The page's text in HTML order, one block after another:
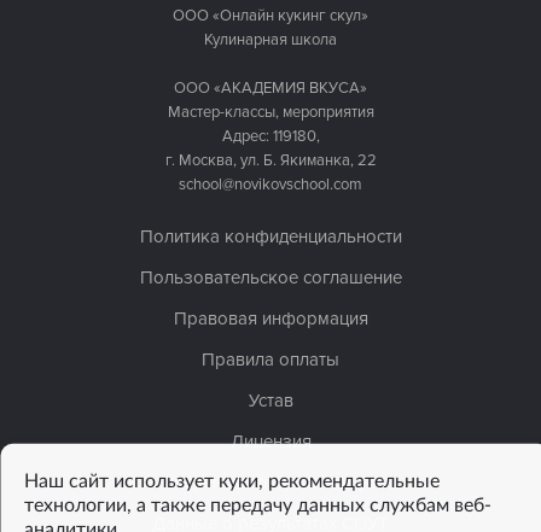
ООО «Онлайн кукинг скул»
Кулинарная школа
ООО «АКАДЕМИЯ ВКУСА»
Мастер-классы, мероприятия
Адрес: 119180,
г. Москва, ул. Б. Якиманка, 22
school@novikovschool.com
Политика конфиденциальности
Пользовательское соглашение
Правовая информация
Правила оплаты
Устав
Лицензия
Сведения об организации
Наш сайт использует куки, рекомендательные
технологии, а также передачу данных службам веб-